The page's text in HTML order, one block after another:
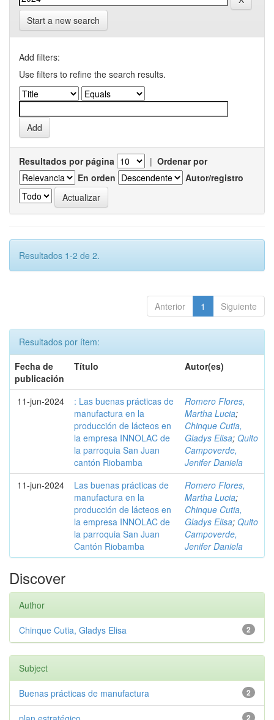
Start a new search
Add filters:
Use filters to refine the search results.
Resultados por página | Ordenar por
En orden
Autor/registro
Resultados 1-2 de 2.
Anterior 1 Siguiente
Resultados por ítem:
Fecha de
publicación
Título Autor(es)
11-jun-2024
: Las buenas prácticas de
manufactura en la
producción de lácteos en
la empresa INNOLAC de
la parroquia San Juan
cantón Riobamba
Romero Flores,
Martha Lucia;
Chinque Cutia,
Gladys Elisa; Quito
Campoverde,
Jenifer Daniela
11-jun-2024
Las buenas prácticas de
manufactura en la
producción de lácteos en
la empresa INNOLAC de
la parroquia San Juan
Cantón Riobamba
Romero Flores,
Martha Lucia;
Chinque Cutia,
Gladys Elisa; Quito
Campoverde,
Jenifer Daniela
Discover
Author
2
Chinque Cutia, Gladys Elisa
Subject
2
Buenas prácticas de manufactura
2